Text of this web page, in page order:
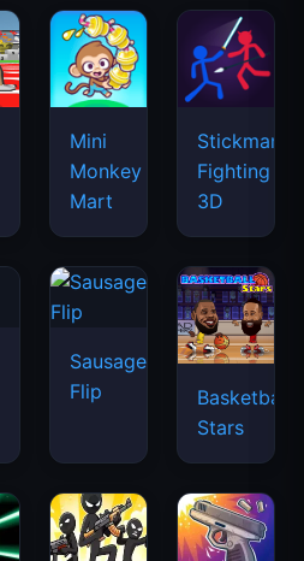
Mini
Monkey
Mart
Stickman
Fighting
3D
Sausage
Flip
Basketball
Stars